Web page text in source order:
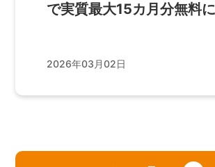
で実質最大15カ月分無料
2026年03月02日